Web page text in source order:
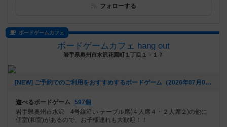
フォローする
ボードゲームカフェ
ボードゲームカフェ hang out
岩手県奥州市水沢花園町１丁目１－１７
[NEW] ご予約でのご利用をおすすめするボードゲーム（2026年07月04日 11時59分）
遊べるボードゲーム 597個
岩手県奥州市水沢 4号線沿い テーブル席(４人席４・２人席２)の他に
個室(和室)があるので、お子様連れも大歓迎！！